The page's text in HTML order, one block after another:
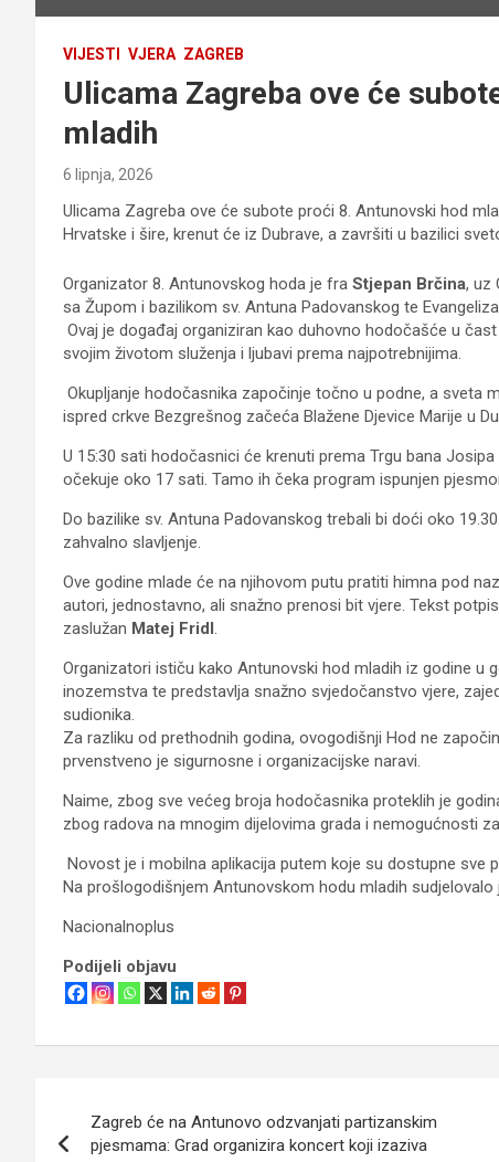
VIJESTI VJERA ZAGREB
Ulicama Zagreba ove će
mladih
6 lipnja, 2026
Ulicama Zagreba ove će subote proći 8. Antunovski hod
Hrvatske i šire, krenut će iz Dubrave, a završiti u bazilici
Organizator 8. Antunovskog hoda je fra Stjepan Brčina, uz
sa Župom i bazilikom sv. Antuna Padovanskog te
Ovaj je događaj organiziran kao duhovno hodočašće u
svojim životom služenja i ljubavi prema najpotrebnijima.
Okupljanje hodočasnika započinje točno u podne, a sveta
ispred crkve Bezgrešnog začeća Blažene Djevice Marije u
U 15:30 sati hodočasnici će krenuti prema Trgu bana
očekuje oko 17 sati. Tamo ih čeka program ispunjen
Do bazilike sv. Antuna Padovanskog trebali bi doći oko
zahvalno slavljenje.
Ove godine mlade će na njihovom putu pratiti himna pod
autori, jednostavno, ali snažno prenosi bit vjere. Tekst
zaslužan Matej Fridl
Organizatori ističu kako Antunovski hod mladih iz godine u
inozemstva te predstavlja snažno svjedočanstvo vjere,
sudionika.
Za razliku od prethodnih godina, ovogodišnji Hod ne
prvenstveno je sigurnosne i organizacijske naravi.
Naime, zbog sve većeg broja hodočasnika proteklih je
zbog radova na mnogim dijelovima grada i nemogućnosti
Novost je i mobilna aplikacija putem koje su dostupne sve
Na prošlogodišnjem Antunovskom hodu mladih sudjelovalo
Nacionalnoplus
Podijeli objavu
objava
Zagreb će na Antunovo odzvanjati partizanskim
pjesmama: Grad organizira koncert koji izaziva